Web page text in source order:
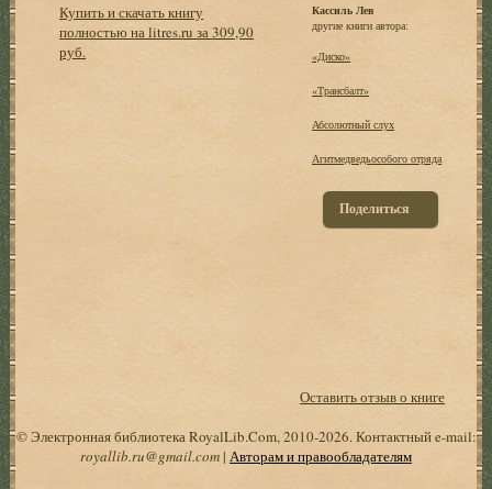
Купить и скачать книгу
полностью на litres.ru за 309,90
руб.
Кассиль Лев
другие книги автора:
«Диско»
«Трансбалт»
Абсолютный слух
Агитмедведьособого отряда
Поделиться
Оставить отзыв о книге
© Электронная библиотека RoyalLib.Com, 2010-2026. Контактный e-mail:
royallib.ru@gmail.com| Авторам и правообладателям